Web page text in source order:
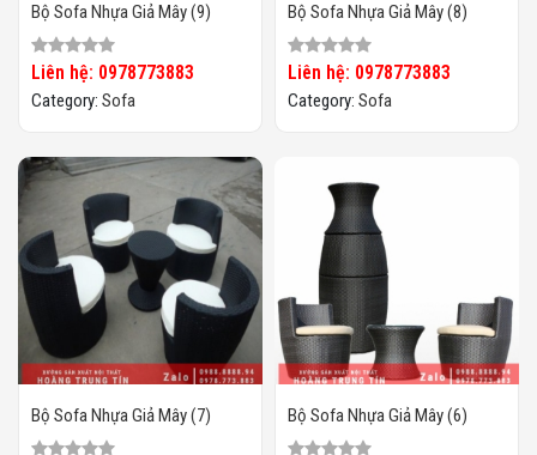
Bộ Sofa Nhựa Giả Mây (9)
Liên hệ: 0978773883
Category: Sofa
Bộ Sofa Nhựa Giả Mây (8)
Liên hệ: 0978773883
Category: Sofa
Bộ Sofa Nhựa Giả Mây (7) Bộ Sofa Nhựa Giả Mây (6)